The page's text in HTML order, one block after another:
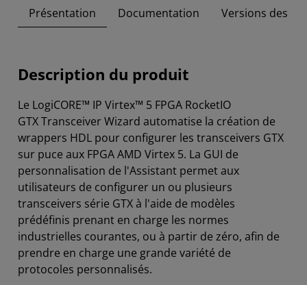
Présentation Documentation Versions des
Description du produit
Le LogiCORE™ IP Virtex™ 5 FPGA RocketIO
GTX Transceiver Wizard automatise la création de
wrappers HDL pour configurer les transceivers GTX
sur puce aux FPGA AMD Virtex 5. La GUI de
personnalisation de l'Assistant permet aux
utilisateurs de configurer un ou plusieurs
transceivers série GTX à l'aide de modèles
prédéfinis prenant en charge les normes
industrielles courantes, ou à partir de zéro, afin de
prendre en charge une grande variété de
protocoles personnalisés.